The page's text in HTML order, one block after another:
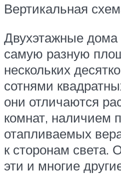
Вертикальная
Двухэтажные дома
самую разную
нескольких
сотнями
они отличаются
комнат, наличием
отапливаемых
к сторонам света.
эти и многие